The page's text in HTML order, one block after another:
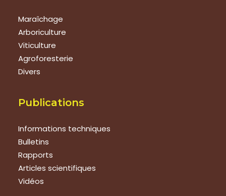
Maraîchage
Arboriculture
Viticulture
Agroforesterie
Divers
Publications
Informations techniques
Bulletins
Rapports
Articles scientifiques
Vidéos